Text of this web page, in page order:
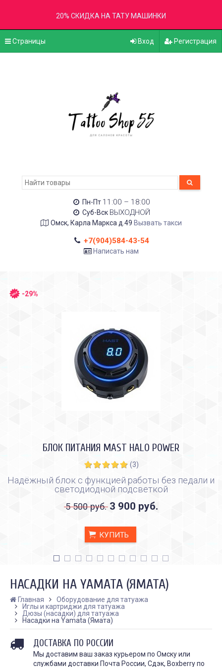
20% СКИДКА НА ТАТУ МАШИНКИ
Страницы Вход Регистрация
Пн-Пт 11:00 – 18:00
Суб-Вск ВЫХОДНОЙ
Омск, Карла Маркса д.49 Вызвать такси
+7(904)584-43-54
Написать нам
КАК ПРАВИЛЬНО И ДЛЯ ЧЕГО
ДЕЛАТЬ КАРБОНОВЫЙ ПИЛИНГ
Дата:28.02.2024
Карбоновый пилинг – это
инновационная
ИСПОЛЬЗОВАТЬ
Татуировки - это
-29%
БЛОК ПИТАНИЯ MAST HALO POWER
(3)
Надёжный блок с функцией работы без педали и
светодиодной подсветкой
5 500 руб. 3 900 руб.
КУПИТЬ
НАСАДКИ НА YAMATA (ЯМАТА)
Главная
Оборудование для татуажа
Иглы и картриджи для татуажа
Дюзы (насадки) для татуажа
Насадки на Yamata (Ямата)
ДОСТАВКА ПО РОССИИ
Мы доставим ваш заказ курьером по Омску или
службами доставки Почта России, Сдэк, Boxberry по